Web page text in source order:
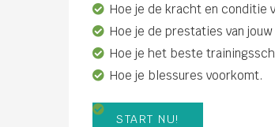
Hoe je de kracht en conditie
Hoe je de prestaties van
Hoe je het beste
Hoe je blessures voorkomt.
START NU!